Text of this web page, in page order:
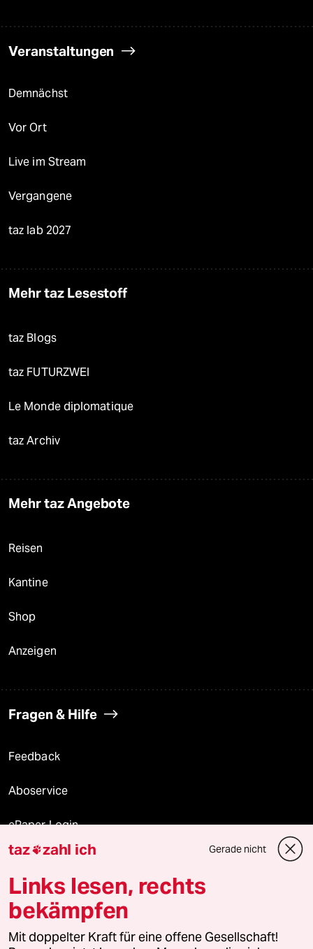
Veranstaltungen
Demnächst
Vor Ort
Live im Stream
Vergangene
taz lab 2027
Mehr taz Lesestoff
taz Blogs
taz FUTURZWEI
Le Monde diplomatique
taz Archiv
Mehr taz Angebote
Reisen
Kantine
Shop
Anzeigen
Fragen & Hilfe
Feedback
Aboservice
ePaper Login
Downloads für Abonnierende
© 2026 taz Verlags und Vertriebs GmbH
Alle Rechte vorbehalten. Bei rechtlichen Fragen oder für Genehmigungen
wenden Sie sich bitte an
lizenzen@taz.de
taz zahl ich Gerade nicht
Links lesen, rechts
bekämpfen
Mit doppelter Kraft für eine offene Gesellschaft!